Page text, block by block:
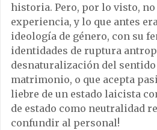
historia. Pero, por lo visto,
experiencia, y lo que antes
ideología de género, con su
identidades de ruptura
desnaturalización del
matrimonio, o que acepta
liebre de un estado laicista
de estado como neutralidad
confundir al personal!